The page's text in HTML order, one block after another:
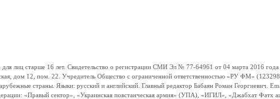
старше 16 лет. Свидетельство о регистрации СМИ Эл № 77-64961 от 04 марта 2016
дом 12, пом. 22. Учредитель Общество с ограниченной ответственностью «РУ ФМ»
страны. Языки: русский и английский. Главный редактор Бабаян Роман
«Правый сектор», «Украинская повстанческая армия» (УПА), «ИГИЛ», «Джабхат